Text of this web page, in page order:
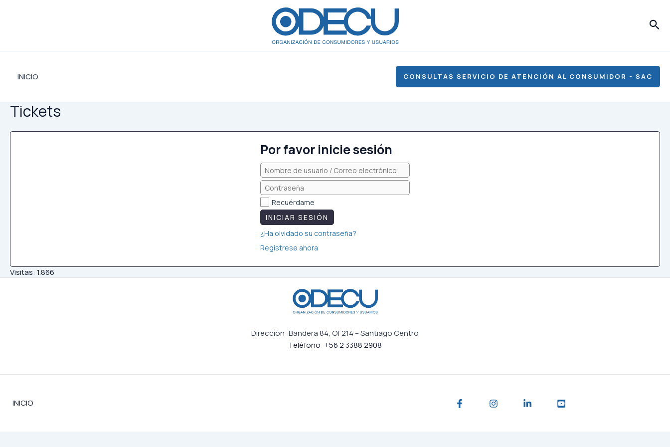
INICIO CONSULTAS SERVICIO DE ATENCIÓN AL CONSUMIDOR - SAC
Tickets
Por favor inicie sesión
Recuérdame
INICIAR SESIÓN
¿Ha olvidado su contraseña?
Regístrese ahora
Visitas: 1.866
Dirección: Bandera 84, Of 214 – Santiago Centro
Teléfono: +56 2 3388 2908
INICIO